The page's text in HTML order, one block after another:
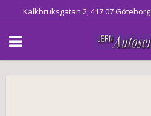
Kalkbruksgatan 2, 417 07 Göteborg